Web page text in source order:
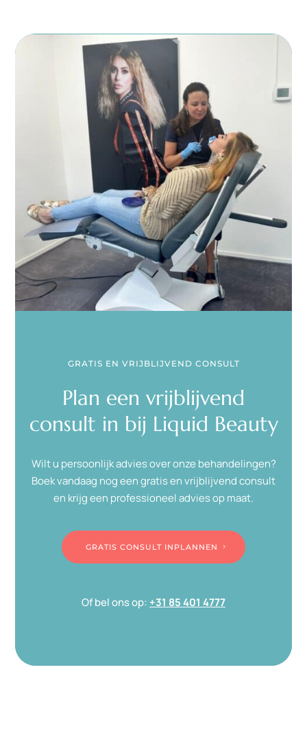
GRATIS EN VRIJBLIJVEND CONSULT
Plan een vrijblijvend
consult in bij Liquid Beauty
Wilt u persoonlijk advies over onze behandelingen?
Boek vandaag nog een gratis en vrijblijvend consult
en krijg een professioneel advies op maat.
GRATIS CONSULT INPLANNEN
Of bel ons op: +31 85 401 4777